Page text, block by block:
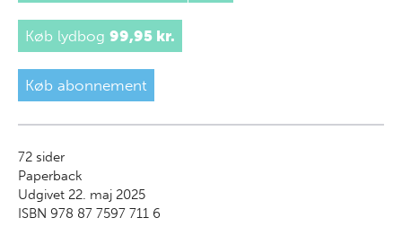
Køb lydbog 99,95 kr.
Køb abonnement
72 sider
Paperback
Udgivet 22. maj 2025
ISBN 978 87 7597 711 6